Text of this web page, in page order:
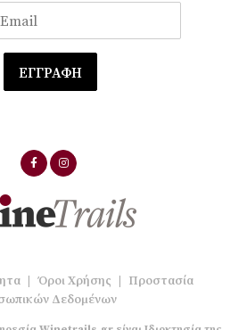
| Όροι Χρήσης | Προστασία
Δεδομένων